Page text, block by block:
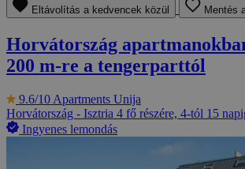
Eltávolítás a kedvencek közül Mentés
Horvátország
200 m-re a tengerparttól
9.6/10 Apartments Unija
Horvátország - Isztria 4 fő részére, 4-tól 15
Ingyenes lemondás